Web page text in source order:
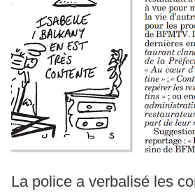
La police a verbalisé les